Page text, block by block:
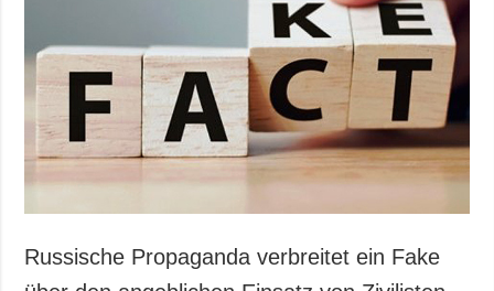
Russische Propaganda verbreitet ein Fake